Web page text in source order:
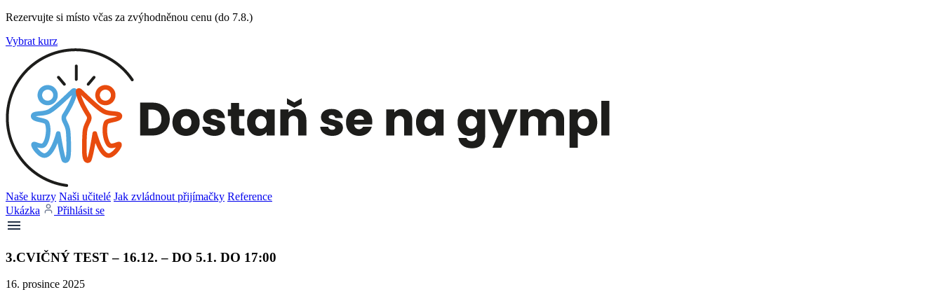
Rezervujte si místo včas za zvýhodněnou cenu (do 7.8.)
Vybrat kurz
Naše kurzy Naši učitelé Jak zvládnout přijímačky Reference
Ukázka
Přihlásit se
3.CVIČNÝ TEST – 16.12. – DO 5.1. DO 17:00
16. prosince 2025